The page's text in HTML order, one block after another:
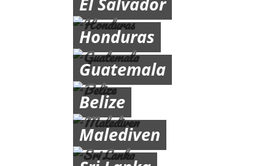
Honduras
Guatemala
Belize
Malediven